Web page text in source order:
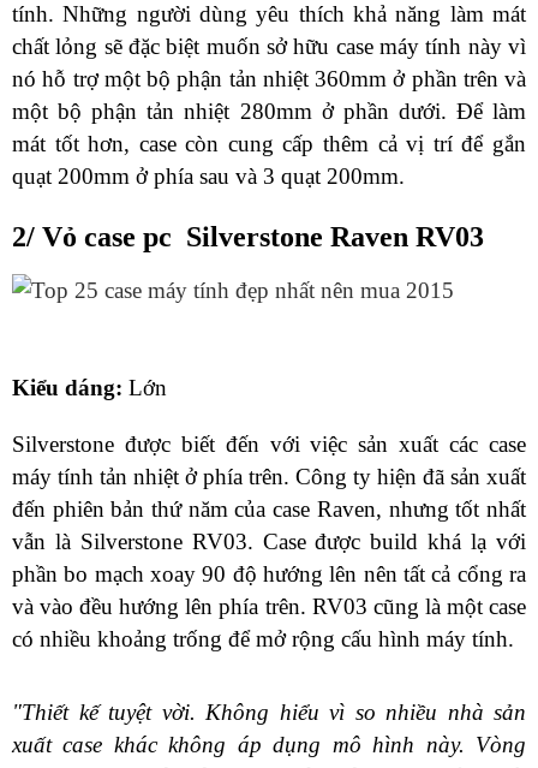
tính. Những người dùng yêu thích khả năng làm mát
chất lỏng sẽ đặc biệt muốn sở hữu case máy tính này vì
nó hỗ trợ một bộ phận tản nhiệt 360mm ở phần trên và
một bộ phận tản nhiệt 280mm ở phần dưới. Để làm
mát tốt hơn, case còn cung cấp thêm cả vị trí để gắn
quạt 200mm ở phía sau và 3 quạt 200mm.
2/ Vỏ case pc Silverstone Raven RV03
Kiểu dáng: Lớn
Silverstone được biết đến với việc sản xuất các case
máy tính tản nhiệt ở phía trên. Công ty hiện đã sản xuất
đến phiên bản thứ năm của case Raven, nhưng tốt nhất
vẫn là Silverstone RV03. Case được build khá lạ với
phần bo mạch xoay 90 độ hướng lên nên tất cả cổng ra
và vào đều hướng lên phía trên. RV03 cũng là một case
có nhiều khoảng trống để mở rộng cấu hình máy tính.
"Thiết kế tuyệt vời. Không hiểu vì so nhiều nhà sản
xuất case khác không áp dụng mô hình này. Vòng